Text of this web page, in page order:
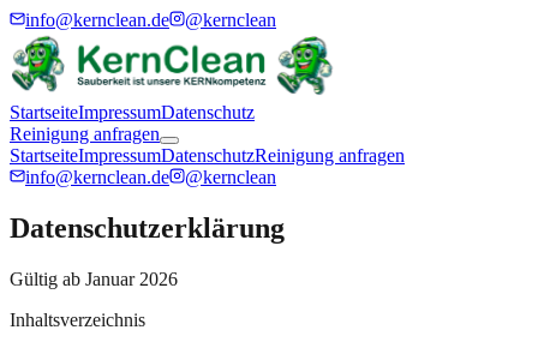
info@kernclean.de @kernclean
StartseiteImpressumDatenschutz
Reinigung anfragen
StartseiteImpressumDatenschutzReinigung anfragen
info@kernclean.de
@kernclean
Datenschutzerklärung
Gültig ab Januar 2026
Inhaltsverzeichnis